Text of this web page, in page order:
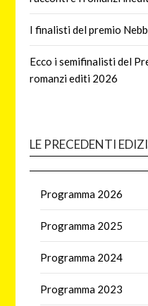
I finalisti del premio
Ecco i semifinalisti del
romanzi editi 2026
LE PRECEDENTI
Programma 2026
Programma 2025
Programma 2024
Programma 2023